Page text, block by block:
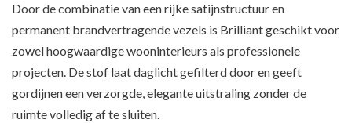
Door de combinatie van een rijke satijnstructuur en
permanent brandvertragende vezels is Brilliant geschikt voor
zowel hoogwaardige wooninterieurs als professionele
projecten. De stof laat daglicht gefilterd door en geeft
gordijnen een verzorgde, elegante uitstraling zonder de
ruimte volledig af te sluiten.